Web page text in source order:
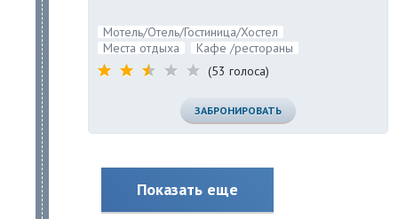
Мотель/Отель/Гостиница/Хостел
Места отдыха
Кафе /рестораны
(53 голоса)
ЗАБРОНИРОВАТЬ
Показать еще